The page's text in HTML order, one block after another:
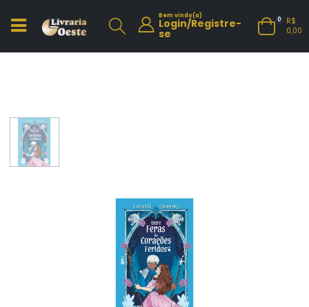
Bem vindo(a)
Login/Registre-
se
0
R$
0,00